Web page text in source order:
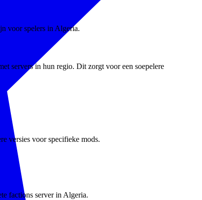
voor spelers in Algeria.
servers in hun regio. Dit zorgt voor een soepelere
versies voor specifieke mods.
factions server in Algeria.